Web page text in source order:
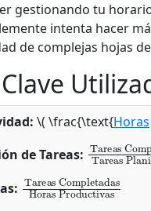
gestionando tu
intenta hacer
de complejas hojas de
\( \frac{\text{Horas
de Tareas:
Tareas
Tareas
Tareas Completadas
Horas Productivas